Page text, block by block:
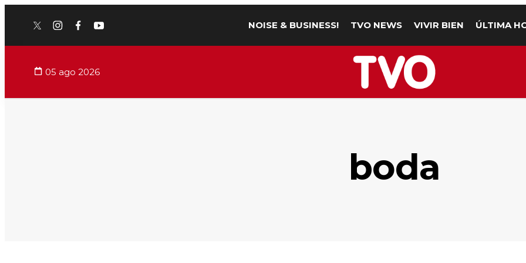
twitterinstagram
facebook
youtube NOISE & BUSINESS! TVO NEWS VIVIR BIEN ÚLTIMA
05 ago 2026
boda